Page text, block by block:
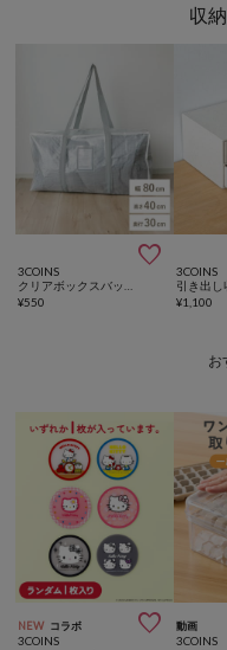
収

3COINS
¥550
3COINS
引き出し
¥1,100
お
NEW コラボ 
3COINS
動画
3COINS